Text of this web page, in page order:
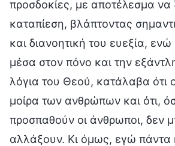
προσδοκίες, με αποτέλεσμα να
καταπίεση, βλάπτοντας
και διανοητική του ευεξία,
μέσα στον πόνο και την
λόγια του Θεού, κατάλαβα ότι
μοίρα των ανθρώπων και ότι,
προσπαθούν οι άνθρωποι, δεν
αλλάξουν. Κι όμως, εγώ πάντα